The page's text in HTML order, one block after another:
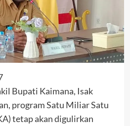
Bupati Kaimana, Isak
program Satu Miliar Satu
tetap akan digulirkan